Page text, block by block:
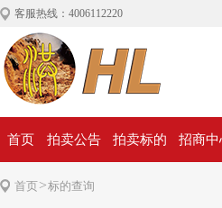
客服热线：4006112220
首页 拍卖公告 拍卖标的 招商中
首页>标的查询